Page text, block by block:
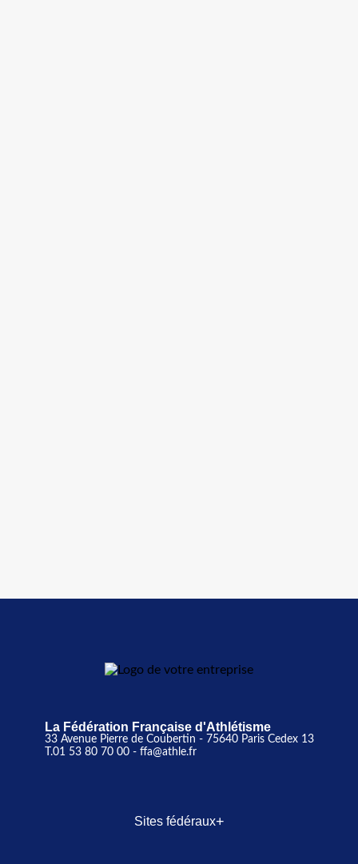
La Fédération Française d'Athlétisme
33 Avenue Pierre de Coubertin - 75640 Paris Cedex 13
T.01 53 80 70 00- ffa@athle.fr
Sites fédéraux+